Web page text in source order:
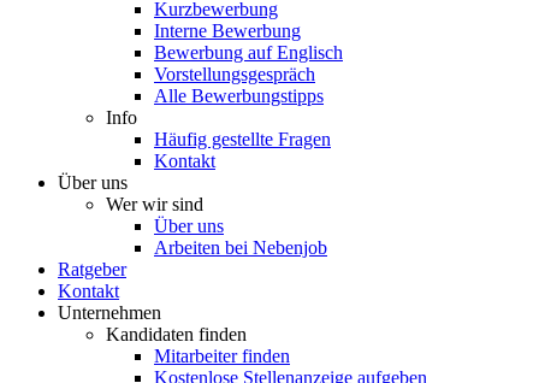
Kurzbewerbung
Interne Bewerbung
Bewerbung auf Englisch
Vorstellungsgespräch
Alle Bewerbungstipps
Info
Häufig gestellte Fragen
Kontakt
Über uns
Wer wir sind
Über uns
Arbeiten bei Nebenjob
Ratgeber
Kontakt
Unternehmen
Kandidaten finden
Mitarbeiter finden
Kostenlose Stellenanzeige aufgeben